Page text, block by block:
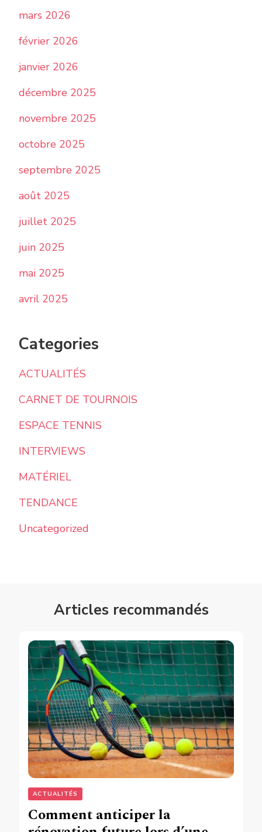
mars 2026
février 2026
janvier 2026
décembre 2025
novembre 2025
octobre 2025
septembre 2025
août 2025
juillet 2025
juin 2025
mai 2025
avril 2025
Categories
ACTUALITÉS
CARNET DE TOURNOIS
ESPACE TENNIS
INTERVIEWS
MATÉRIEL
TENDANCE
Uncategorized
Articles recommandés
ACTUALITÉS
Comment anticiper la